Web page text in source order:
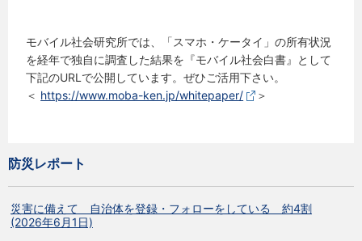
モバイル社会研究所では、「スマホ・ケータイ」の所有状況
を経年で独自に調査した結果を『モバイル社会白書』として
下記のURLで公開しています。ぜひご活用下さい。
＜ https://www.moba-ken.jp/whitepaper/ ＞
防災レポート
災害に備えて 自治体を登録・フォローをしている 約4割
(2026年6月1日)